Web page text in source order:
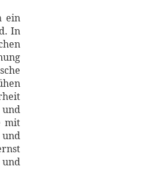
ein
In
und
mit
und